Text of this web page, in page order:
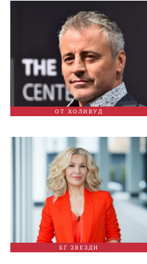
ОТ ХОЛИВУД
БГ ЗВЕЗДИ